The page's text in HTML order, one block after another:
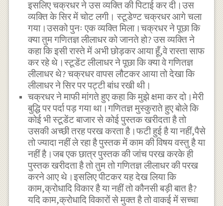
इसलिए चक्रधर ने उस व्यक्ति की पिटाई कर दी।उस
व्यक्ति के सिर में चोट लगी। स्टूडेण्ट चक्रधर आगे चला
गया।उसको पुनः एक व्यक्ति मिला।चक्रधर ने पूछा कि
क्या तुम गणितज्ञ लीलाधर को जानते हो? उस व्यक्ति ने
कहा कि इसी रास्ते में अभी छोड़कर आया हूँ,वे रास्ता साफ
कर रहे थे।स्टूडेंट लीलाधर ने पूछा कि क्या वे गणितज्ञ
लीलाधर थे? चक्रधर वापस लौटकर आया तो देखा कि
लीलाधर ने सिर पर पट्टी बांध रखी थी।
चक्रधर ने माफी मांगते हुए कहा कि मुझे क्षमा कर दो।मेरी
बुद्धि पर पर्दा पड़ गया था।गणितज्ञ मुस्कुराते हुए बोले कि
कोई भी स्टूडेंट बाजार से कोई पुस्तक खरीदता है तो
उसकी अच्छी तरह परख करता है।फटी हुई है या नहीं,पैसे
तो ज्यादा नहीं ले रहा है पुस्तक में काम की विषय वस्तु है या
नहीं है।जब एक छात्र पुस्तक की जांच परख करके ही
पुस्तक खरीदता है तो तुम तो गणितज्ञ लीलाधर की परख
करने आए थे।इसलिए पीटकर यह देख लिया कि
काम,क्रोधादि विकार है या नहीं तो कौनसी बड़ी बात है?
यदि काम,क्रोधादि विकारों से मुक्त है तो वाकई में सच्चा